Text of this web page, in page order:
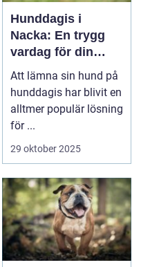
Hunddagis i
Nacka: En trygg
vardag för din
fyrbenta vän
Att lämna sin hund på
hunddagis har blivit en
alltmer populär lösning
för ...
29 oktober 2025